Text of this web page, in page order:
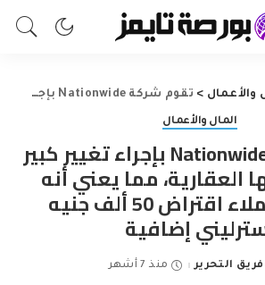
والأعمال > تقوم شركة Nationwide بإجراء تغيير كبير على قروضها العقارية، مما يعني أنه يمكن للعملاء اقتراض 50 ألف جنيه إسترليني إضافية
المال والأعمال
تقوم شركة Nationwide بإجراء تغيير كبير
العقارية، مما يعني أنه
يمكن للعملاء اقتراض 50 ألف جنيه
إضافية
Posted
فريق التحرير منذ 7 أشهر